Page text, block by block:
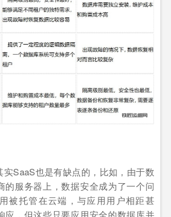
SaaS也是有缺点的，比如，由于数
的服务器上，数据安全成为了一个问
被托管在云端，与应用用户相距甚
应，但这些只要应用安全的数据库并